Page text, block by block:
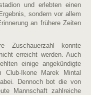
und erlebten einen
sondern vor allem
an frühere Zeiten
Zuschauerzahl konnte
erreicht werden. Auch
einige angekündigte
Club-Ikone Marek Mintal
Dennoch bot die von
Mannschaft zahlreiche